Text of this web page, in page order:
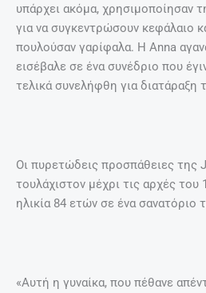
υπάρχει ακόμα, χρησιμοποίησαν
για να συγκεντρώσουν κεφάλαιο
πουλούσαν γαρίφαλα. Η Anna
εισέβαλε σε ένα συνέδριο που
τελικά συνελήφθη για διατάραξη
Οι πυρετώδεις προσπάθειες της
τουλάχιστον μέχρι τις αρχές
ηλικία 84 ετών σε ένα σανατόριο
«Αυτή η γυναίκα, που πέθανε